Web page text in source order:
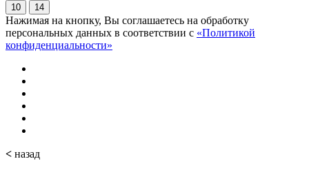
10 14
Нажимая на кнопку, Вы соглашаетесь на обработку
персональных данных в соответствии с «Политикой
конфиденциальности»
< назад